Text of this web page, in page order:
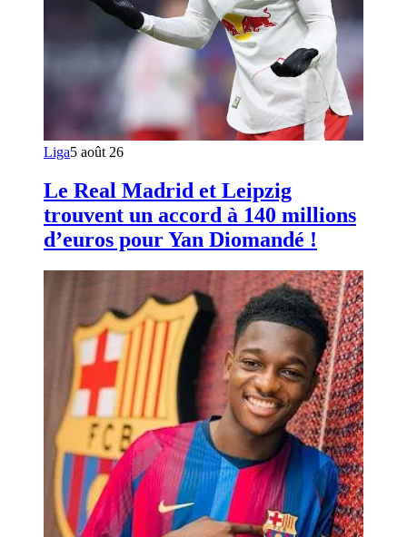
Liga5 août 26
Le Real Madrid et Leipzig
trouvent un accord à 140 millions
d’euros pour Yan Diomandé !